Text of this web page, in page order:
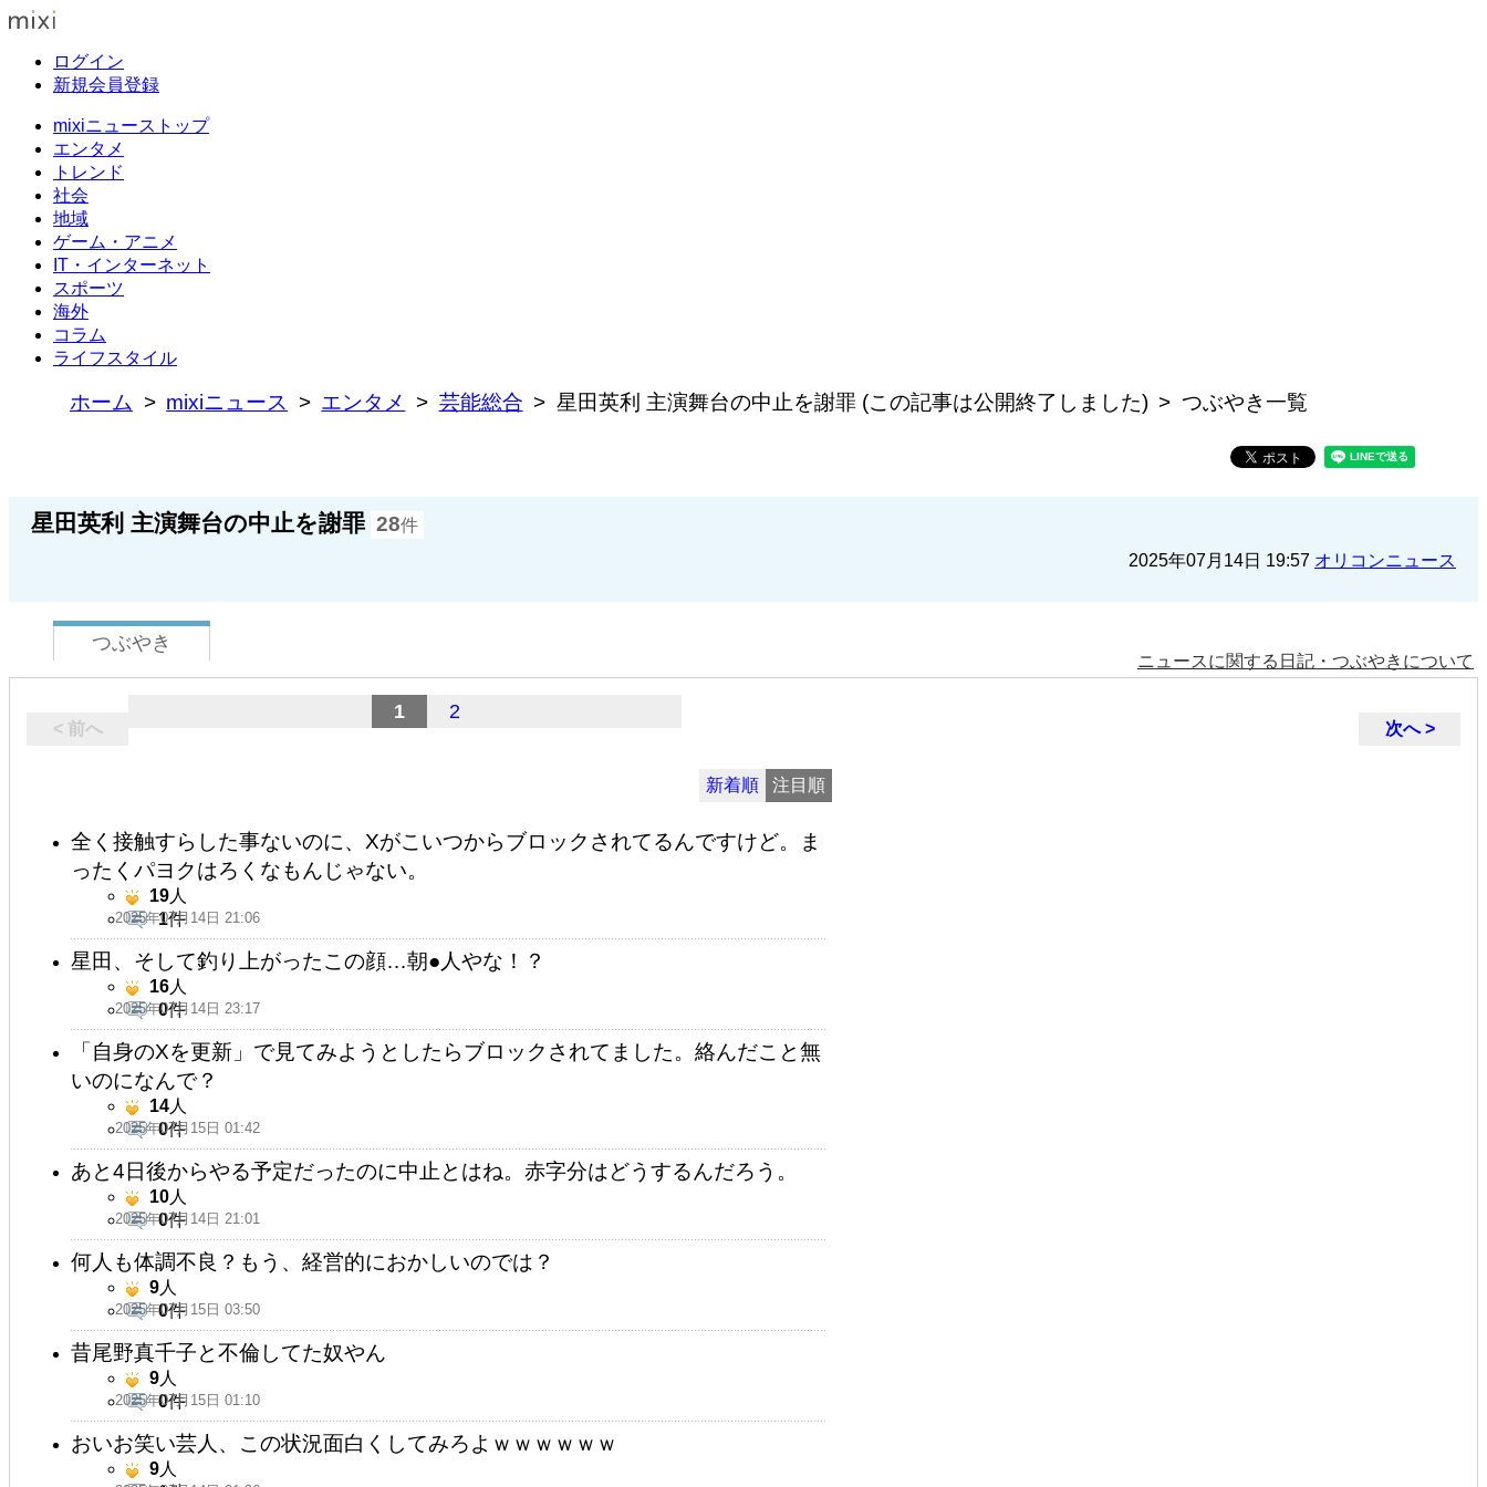
ログイン
新規会員登録
mixiニューストップ
エンタメ
トレンド
社会
地域
ゲーム・アニメ
IT・インターネット
スポーツ
海外
コラム
ライフスタイル
ホーム mixiニュース エンタメ 芸能総合 星田英利 主演舞台の中止を謝罪 (この記事は公開終了しました) つぶやき一覧
星田英利 主演舞台の中止を謝罪 28件
2025年07月14日 19:57 オリコンニュース
つぶやき
ニュースに関する日記・つぶやきについて
< 前へ
1 2
次へ >
新着順 注目順
全く接触すらした事ないのに、Xがこいつからブロックされてるんですけど。ま
ったくパヨクはろくなもんじゃない。
2025年07月14日 21:06
19人
1件
星田、そして釣り上がったこの顔…朝●人やな！？
2025年07月14日 23:17
16人
0件
「自身のXを更新」で見てみようとしたらブロックされてました。絡んだこと無
いのになんで？
2025年07月15日 01:42
14人
0件
あと4日後からやる予定だったのに中止とはね。赤字分はどうするんだろう。
2025年07月14日 21:01
10人
0件
何人も体調不良？もう、経営的におかしいのでは？
2025年07月15日 03:50
9人
0件
昔尾野真千子と不倫してた奴やん
2025年07月15日 01:10
9人
0件
おいお笑い芸人、この状況面白くしてみろよｗｗｗｗｗｗ
9人